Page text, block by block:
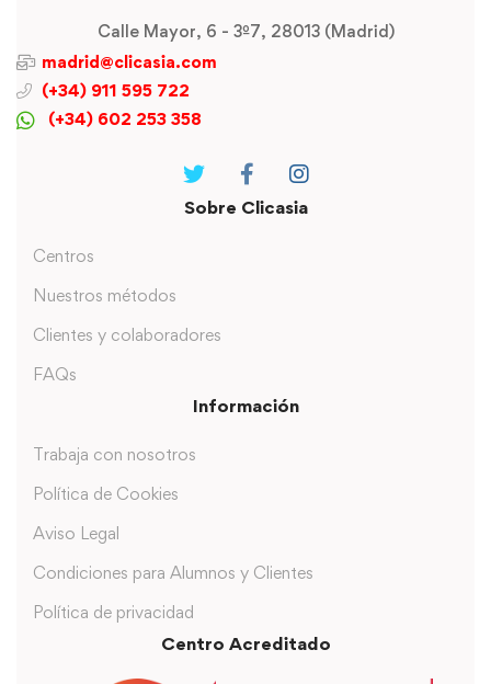
Calle Mayor, 6 - 3º7, 28013 (Madrid)
madrid@clicasia.com
(+34) 911 595 722
(+34) 602 253 358
Sobre Clicasia
Centros
Nuestros métodos
Clientes y colaboradores
FAQs
Información
Trabaja con nosotros
Política de Cookies
Aviso Legal
Condiciones para Alumnos y Clientes
Política de privacidad
Centro Acreditado